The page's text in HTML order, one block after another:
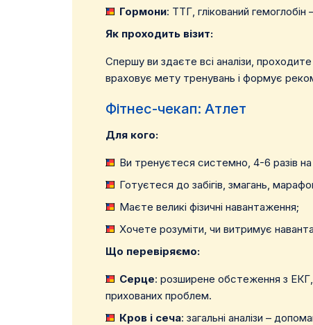
Гормони: ТТГ, глікований
Як проходить візит:
Спершу ви здаєте всі аналізи,
враховує мету тренувань і формує
Фітнес-чекап: Атлет
Для кого:
Ви тренуєтеся системно, 4-6 разів
Готуєтеся до забігів, змагань,
Маєте великі фізичні навантаження;
Хочете розуміти, чи витримує
Що перевіряємо:
Серце: розширене обстеження з ЕКГ,
прихованих проблем.
Кров і сеча: загальні аналізи –